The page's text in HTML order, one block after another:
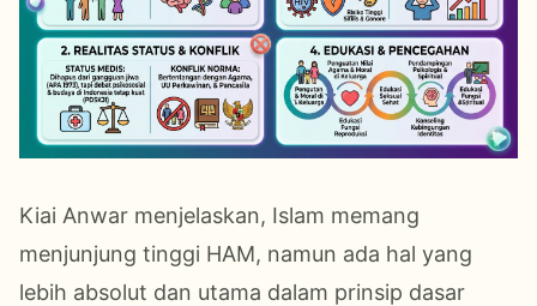
Kiai Anwar menjelaskan, Islam memang
menjunjung tinggi HAM, namun ada hal yang
lebih absolut dan utama dalam prinsip dasar